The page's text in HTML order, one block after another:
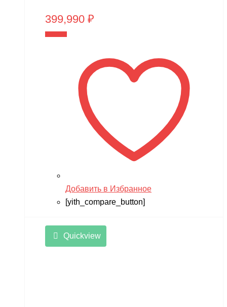
399,990 ₽
Добавить в Избранное
[yith_compare_button]
Quickview